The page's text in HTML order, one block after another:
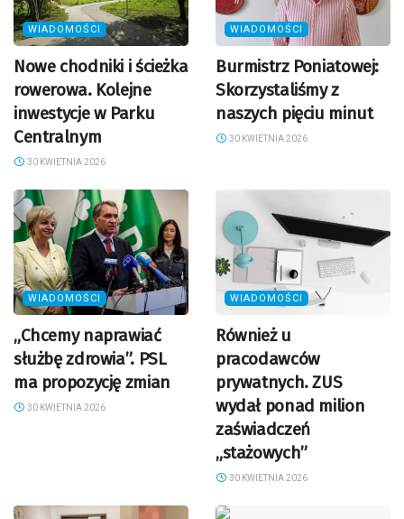
WIADOMOŚCI
Nowe chodniki i ścieżka
rowerowa. Kolejne
inwestycje w Parku
Centralnym
30 KWIETNIA 2026
WIADOMOŚCI
Burmistrz Poniatowej:
Skorzystaliśmy z
naszych pięciu minut
30 KWIETNIA 2026
WIADOMOŚCI
„Chcemy naprawiać
służbę zdrowia”. PSL
ma propozycję zmian
30 KWIETNIA 2026
WIADOMOŚCI
Również u
pracodawców
prywatnych. ZUS
wydał ponad milion
zaświadczeń
„stażowych”
30 KWIETNIA 2026